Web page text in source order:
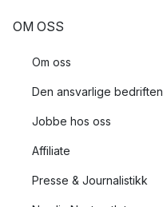
OM OSS
Om oss
Den ansvarlige bedriften
Jobbe hos oss
Affiliate
Presse & Journalistikk